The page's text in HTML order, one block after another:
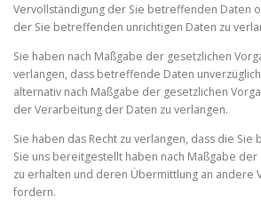
Vervollständigung der Sie betreffenden Daten
der Sie betreffenden unrichtigen Daten zu
Sie haben nach Maßgabe der gesetzlichen
verlangen, dass betreffende Daten
alternativ nach Maßgabe der gesetzlichen
der Verarbeitung der Daten zu verlangen.
Sie haben das Recht zu verlangen, dass die
Sie uns bereitgestellt haben nach Maßgabe
zu erhalten und deren Übermittlung an andere
fordern.